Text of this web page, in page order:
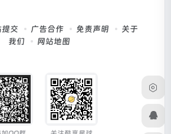
提交 广告合作 免责声明
关于
我们
网站地图